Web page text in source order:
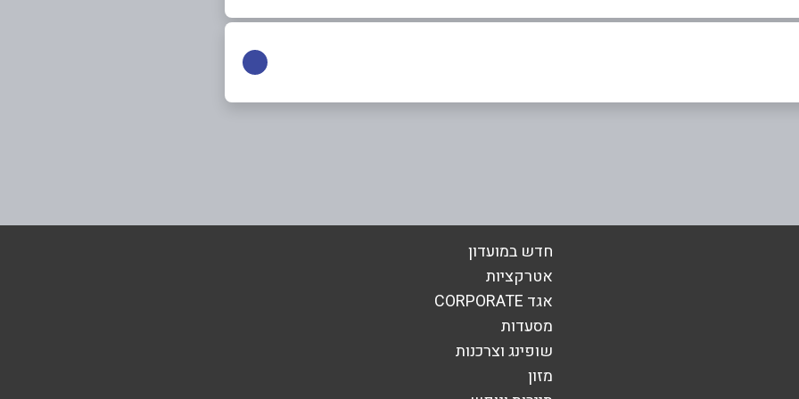
חדש במועדון
אטרקציות
אגד CORPORATE
מסעדות
שופינג וצרכנות
מזון